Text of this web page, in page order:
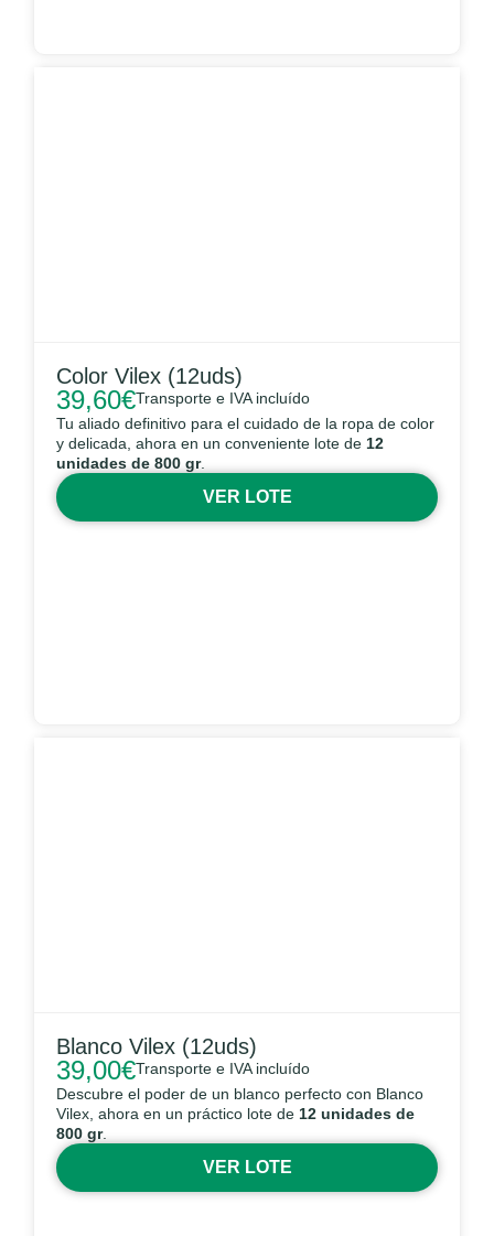
Color Vilex (12uds)
39,60€Transporte e IVA incluído
Tu aliado definitivo para el cuidado de la ropa de color
y delicada, ahora en un conveniente lote de 12
unidades de 800 gr.
VER LOTE
Blanco Vilex (12uds)
39,00€Transporte e IVA incluído
Descubre el poder de un blanco perfecto con Blanco
Vilex, ahora en un práctico lote de 12 unidades de
800 gr.
VER LOTE